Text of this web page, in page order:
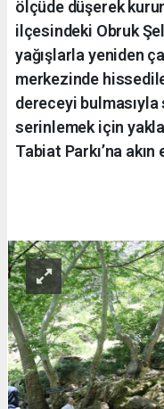
ölçüde düşerek
ilçesindeki Obruk
yağışlarla yeniden
merkezinde
dereceyi
serinlemek için
Tabiat Parkı’na akın